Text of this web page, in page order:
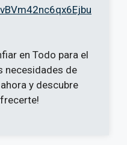
en Todo para el
necesidades de
y descubre